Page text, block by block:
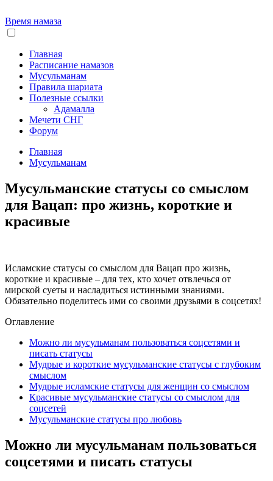
Время намаза
Главная
Расписание намазов
Мусульманам
Правила шариата
Полезные ссылки
Адамалла
Мечети СНГ
Форум
Главная
Мусульманам
Мусульманские статусы со смыслом
для Вацап: про жизнь, короткие и
красивые
Исламские статусы со смыслом для Вацап про жизнь,
короткие и красивые – для тех, кто хочет отвлечься от
мирской суеты и насладиться истинными знаниями.
Обязательно поделитесь ими со своими друзьями в соцсетях!
Оглавление
Можно ли мусульманам пользоваться соцсетями и
писать статусы
Мудрые и короткие мусульманские статусы с глубоким
смыслом
Мудрые исламские статусы для женщин со смыслом
Красивые мусульманские статусы со смыслом для
соцсетей
Мусульманские статусы про любовь
Можно ли мусульманам пользоваться
соцсетями и писать статусы